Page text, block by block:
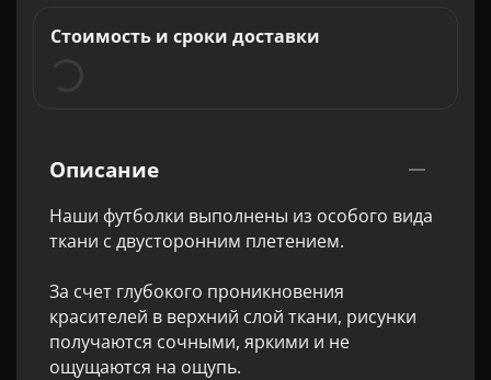
Стоимость и сроки доставки
Описание
Наши футболки выполнены из особого вида
ткани с двусторонним плетением.
За счет глубокого проникновения
красителей в верхний слой ткани, рисунки
получаются сочными, яркими и не
ощущаются на ощупь.